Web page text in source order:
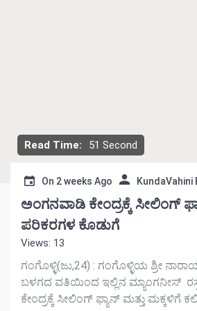
Read Time: 51 Second
On 2 weeks Ago KundaVahini
ಅಂಗನವಾಡಿ ಕೇಂದ್ರಕ್ಕೆ ಸೀಲಿಂಗ್
ಪರಿಕರಗಳ ಕೊಡುಗೆ
Views: 13
ಗಂಗೊಳ್ಳಿ(ಜು,24) : ಗಂಗೊಳ್ಳಿಯ ಶ್ರೀ
ಬಳಗದ ವತಿಯಿಂದ ಇಲ್ಲಿನ ಮ್ಯಾಂಗನೀಸ್
ಕೇಂದ್ರಕ್ಕೆ ಸೀಲಿಂಗ್ ಫ್ಯಾನ್ ಮತ್ತು